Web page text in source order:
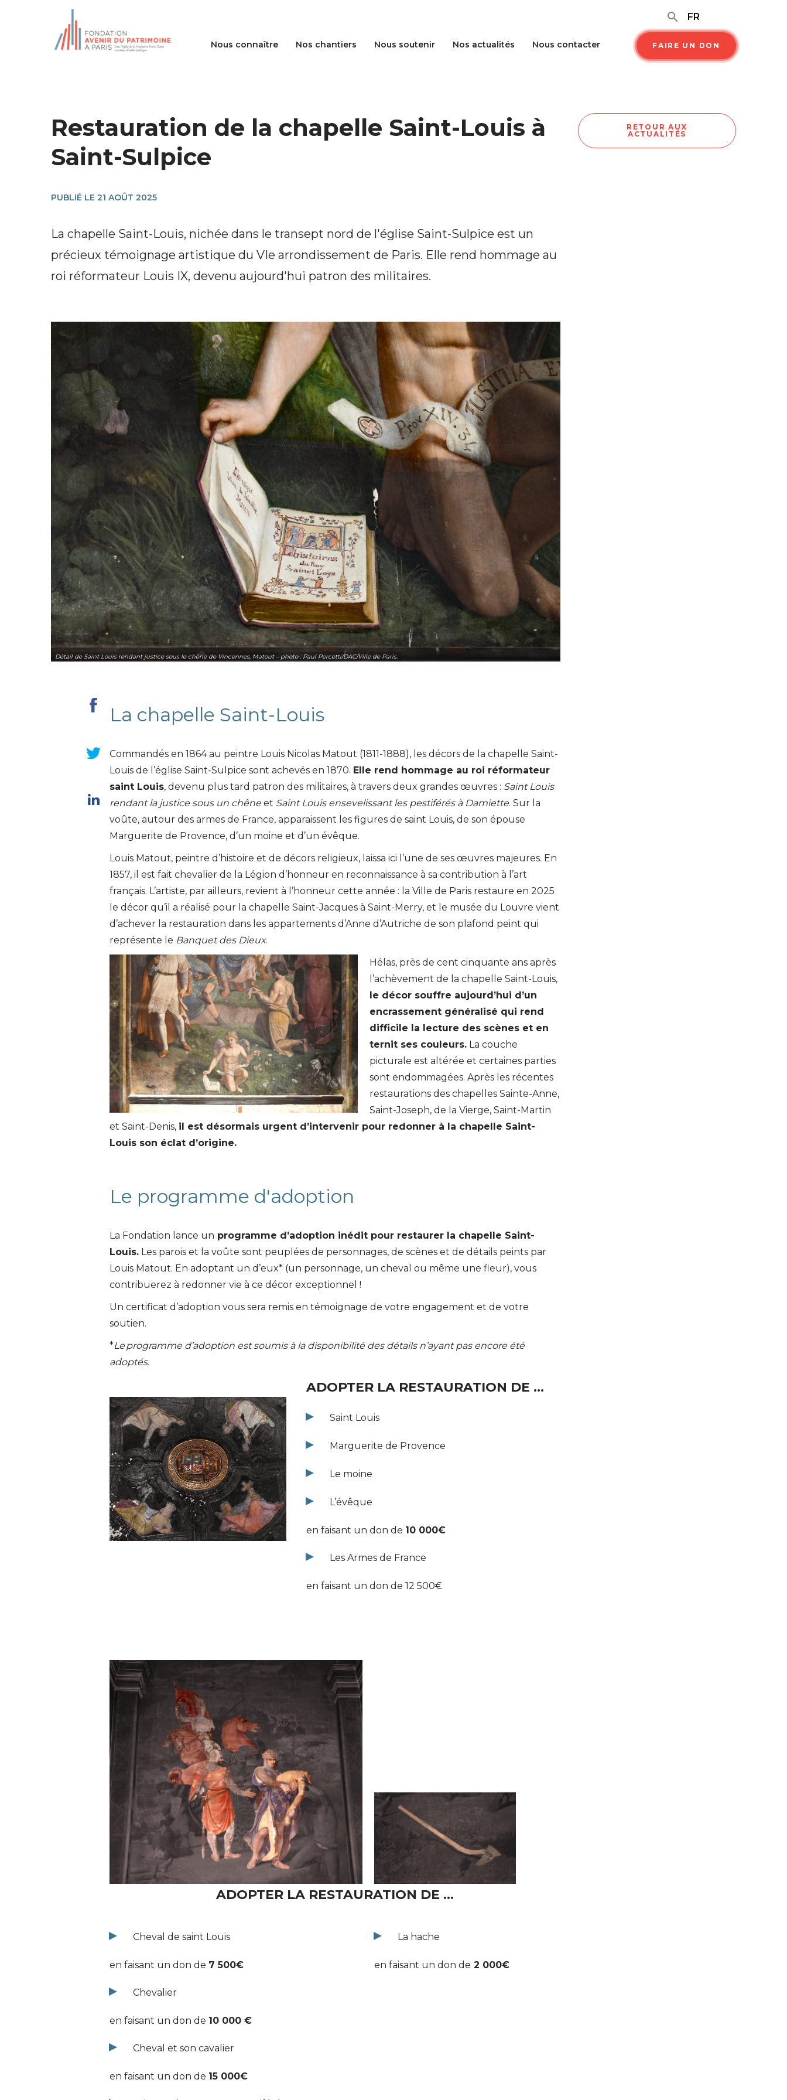
Nous connaître Nos chantiers Nous soutenir Nos actualités Nous contacter
search FR
FAIRE UN DON
Restauration de la chapelle Saint-Louis à
Saint-Sulpice
PUBLIÉ LE 21 AOÛT 2025
La chapelle Saint-Louis, nichée dans le transept nord de l'église Saint-Sulpice est un
précieux témoignage artistique du VIe arrondissement de Paris. Elle rend hommage au
roi réformateur Louis IX, devenu aujourd'hui patron des militaires.
Détail de Saint Louis rendant justice sous le chêne de Vincennes, Matout – photo : Paul Percetti/DAC/Ville de Paris.
La chapelle Saint-Louis
Commandés en 1864 au peintre Louis Nicolas Matout (1811-1888), les décors de la chapelle Saint-
Louis de l’église Saint-Sulpice sont achevés en 1870. Elle rend hommage au roi réformateur
saint Louis, devenu plus tard patron des militaires, à travers deux grandes œuvres : Saint Louis
rendant la justice sous un chêne et Saint Louis ensevelissant les pestiférés à Damiette. Sur la
voûte, autour des armes de France, apparaissent les figures de saint Louis, de son épouse
Marguerite de Provence, d’un moine et d’un évêque.
Louis Matout, peintre d’histoire et de décors religieux, laissa ici l’une de ses œuvres majeures. En
1857, il est fait chevalier de la Légion d’honneur en reconnaissance à sa contribution à l’art
français. L’artiste, par ailleurs, revient à l’honneur cette année : la Ville de Paris restaure en 2025
le décor qu’il a réalisé pour la chapelle Saint-Jacques à Saint-Merry, et le musée du Louvre vient
d’achever la restauration dans les appartements d’Anne d’Autriche de son plafond peint qui
représente le Banquet des Dieux.
Hélas, près de cent cinquante ans après
l’achèvement de la chapelle Saint-Louis,
le décor souffre aujourd’hui d’un
encrassement généralisé qui rend
difficile la lecture des scènes et en
ternit ses couleurs. La couche
picturale est altérée et certaines parties
sont endommagées. Après les récentes
restaurations des chapelles Sainte-Anne,
Saint-Joseph, de la Vierge, Saint-Martin
et Saint-Denis, il est désormais urgent d’intervenir pour redonner à la chapelle Saint-
Louis son éclat d’origine.
Le programme d'adoption
La Fondation lance un programme d’adoption inédit pour restaurer la chapelle Saint-
Louis. Les parois et la voûte sont peuplées de personnages, de scènes et de détails peints par
Louis Matout. En adoptant un d’eux* (un personnage, un cheval ou même une fleur), vous
contribuerez à redonner vie à ce décor exceptionnel !
Un certificat d’adoption vous sera remis en témoignage de votre engagement et de votre
soutien.
*Le programme d’adoption est soumis à la disponibilité des détails n’ayant pas encore été
adoptés.
ADOPTER LA RESTAURATION DE ...
Saint Louis
Marguerite de Provence
Le moine
L’évêque
en faisant un don de 10 000€
Les Armes de France
en faisant un don de 12 500€
ADOPTER LA RESTAURATION DE ...
Cheval de saint Louis
en faisant un don de 7 500€
Chevalier
en faisant un don de 10 000 €
Cheval et son cavalier
en faisant un don de 15 000€
La hache
en faisant un don de 2 000€
RETOUR AUX
ACTUALITÉS